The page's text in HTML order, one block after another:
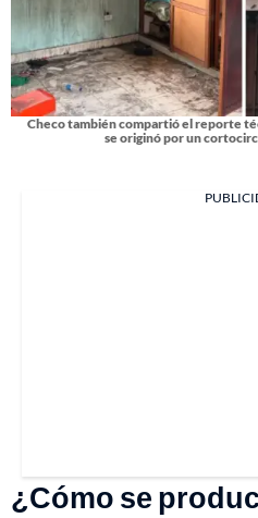
Checo también compartió el reporte
se originó por un
¿Cómo se